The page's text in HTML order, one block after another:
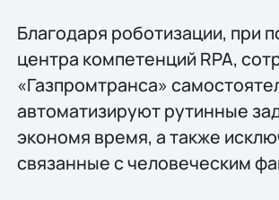
Благодаря роботизации, при
центра компетенций RPA,
«Газпромтранса»
автоматизируют рутинные
экономя время, а также
связанные с человеческим